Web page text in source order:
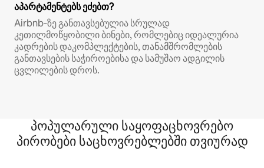
აპარტამენტებს ეძებთ?
Airbnb‑ზე განთავსებულია სრულად
კეთილმოწყობილი ბინები, რომლებიც იდეალურია
კადრების დაკომპლექტების, თანამშრომლების
განთავსების საჭიროებისა და სამუშაო ადგილის
ცვლილების დროს.
პოპულარული საყოფაცხოვრებო
პირობები საცხოვრებლებში თვიურად